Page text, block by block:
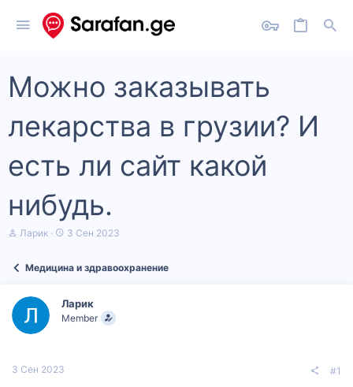
Можно заказывать
лекарства в грузии? И
есть ли сайт какой
нибудь.
А
т
м
ы
Ларик
Д
а
ч
а
3 Сен 2023
Медицина и здравоохранение
Ларик
Member
3 Сен 2023 #1